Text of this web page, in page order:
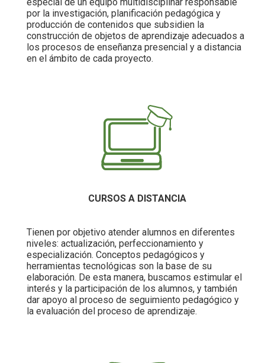
por la investigación, planificación pedagógica y
producción de contenidos que subsidien la
construcción de objetos de aprendizaje adecuados a
los procesos de enseñanza presencial y a distancia
en el ámbito de cada proyecto.
CURSOS A DISTANCIA
Tienen por objetivo atender alumnos en diferentes
niveles: actualización, perfeccionamiento y
especialización. Conceptos pedagógicos y
herramientas tecnológicas son la base de su
elaboración. De esta manera, buscamos estimular el
interés y la participación de los alumnos, y también
dar apoyo al proceso de seguimiento pedagógico y
la evaluación del proceso de aprendizaje.